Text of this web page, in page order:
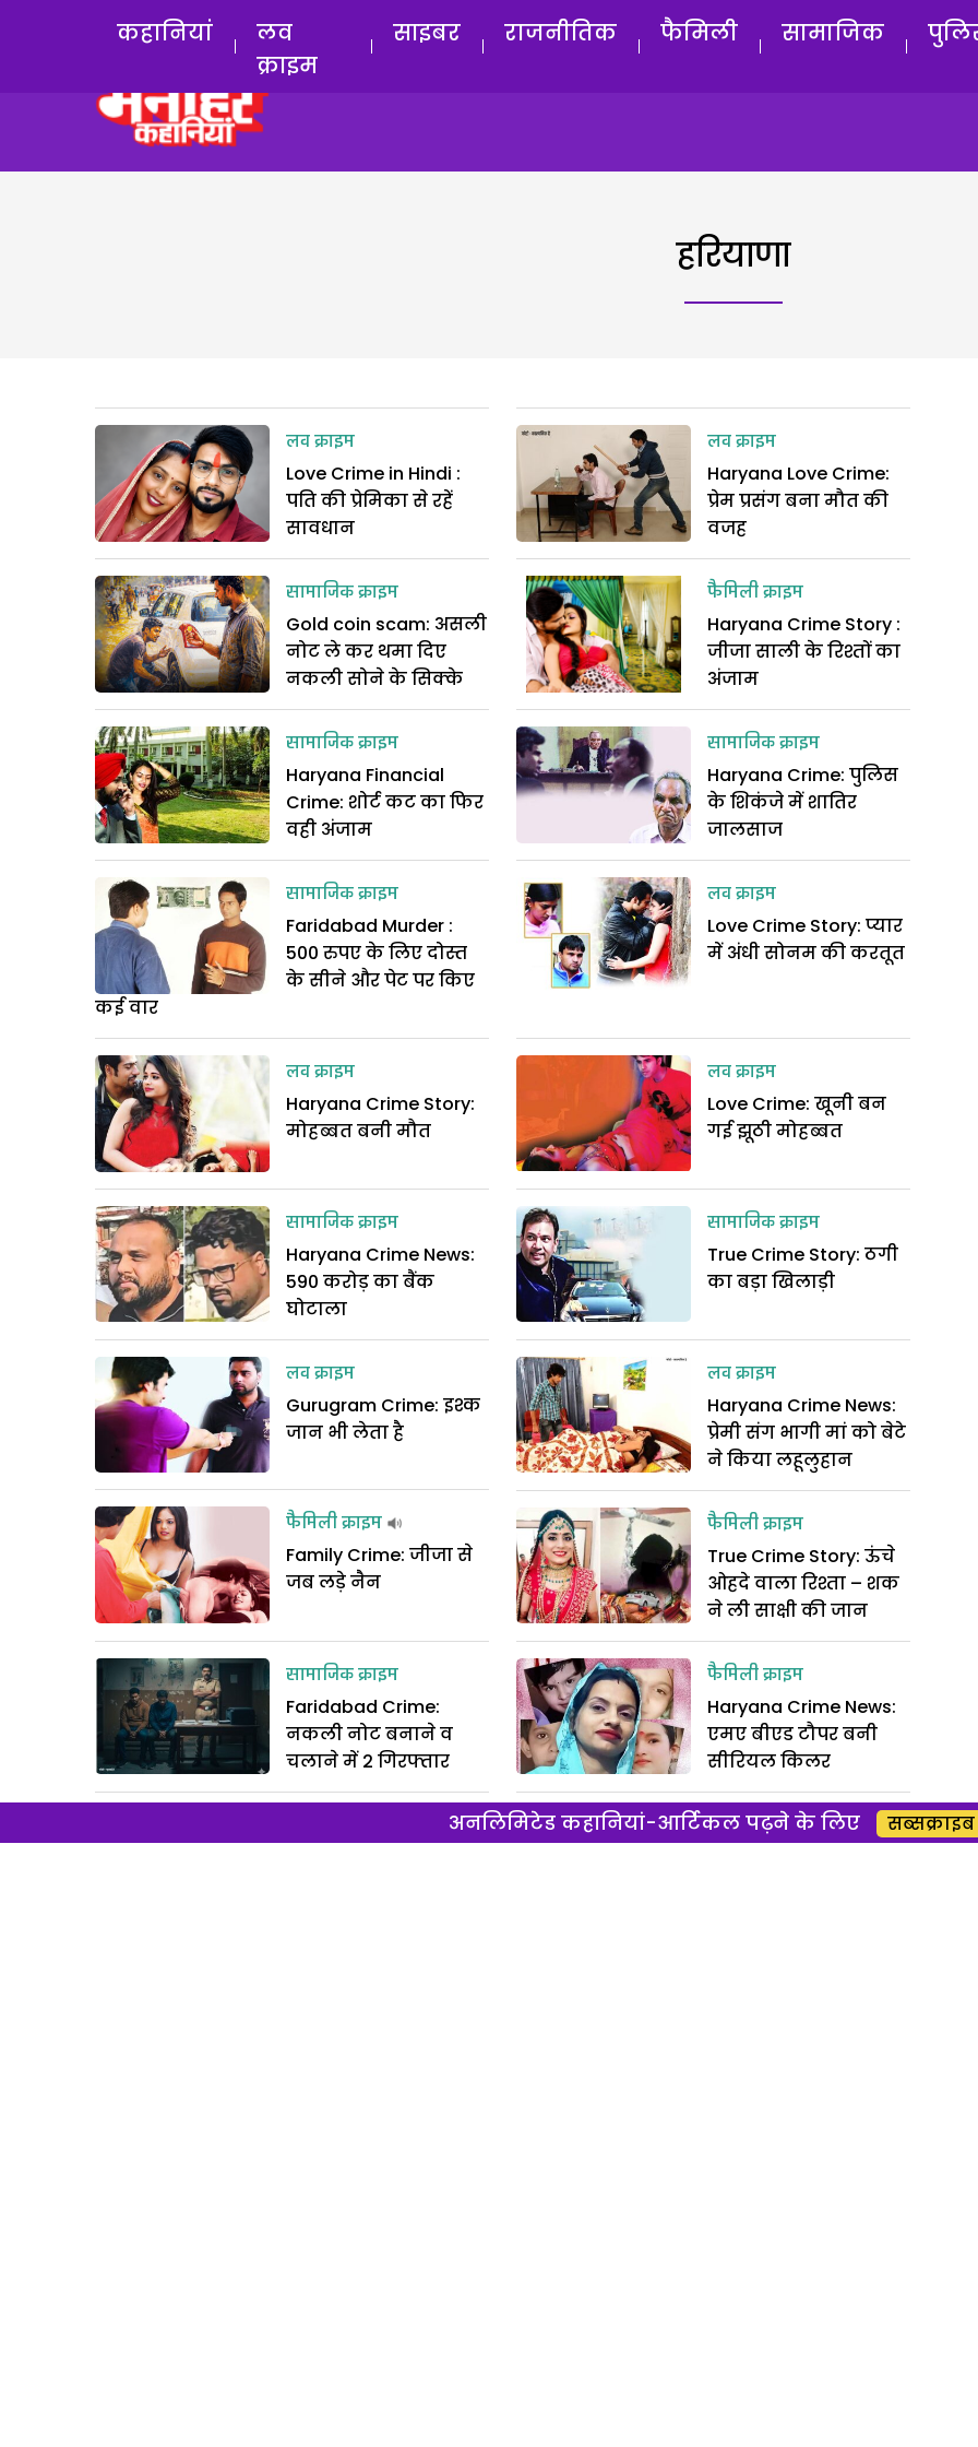
कहानियां
लव
क्राइम
साइबर राजनीतिक फैमिली सामाजिक
हरियाणा
लव क्राइम
Love Crime in Hindi :
पति की प्रेमिका से रहें
सावधान
सामाजिक क्राइम
Gold coin scam: असली
नोट ले कर थमा दिए
नकली सोने के सिक्के
लव क्राइम
Haryana Love Crime:
प्रेम प्रसंग बना मौत की
वजह
फैमिली क्राइम
Haryana Crime Story :
जीजा साली के रिश्तों का
अंजाम
सामाजिक क्राइम
Haryana Financial
Crime: शोर्ट कट का फिर
वही अंजाम
सामाजिक क्राइम
Faridabad Murder :
500 रुपए के लिए दोस्त
के सीने और पेट पर किए
कई वार
सामाजिक क्राइम
Haryana Crime: पुलिस
के शिकंजे में शातिर
जालसाज
लव क्राइम
Love Crime Story: प्यार
में अंधी सोनम की करतूत
लव क्राइम
Haryana Crime Story:
मोहब्बत बनी मौत
सामाजिक क्राइम
Haryana Crime News:
590 करोड़ का बैंक
घोटाला
लव क्राइम
Love Crime: खूनी बन
गई झूठी मोहब्बत
सामाजिक क्राइम
True Crime Story: ठगी
का बड़ा खिलाड़ी
लव क्राइम
Gurugram Crime: इश्क
जान भी लेता है
फैमिली क्राइम
Family Crime: जीजा से
जब लड़े नैन
लव क्राइम
Haryana Crime News:
प्रेमी संग भागी मां को बेटे
ने किया लहूलुहान
फैमिली क्राइम
True Crime Story: ऊंचे
ओहदे वाला रिश्ता – शक
ने ली साक्षी की जान
सामाजिक क्राइम
Faridabad Crime:
नकली नोट बनाने व
चलाने में 2 गिरफ्तार
फैमिली क्राइम
Haryana Crime News:
एमए बीएड टौपर बनी
सीरियल किलर
लव क्राइम
अनलिमिटेड कहानियां-आर्टिकल पढ़ने के लिए